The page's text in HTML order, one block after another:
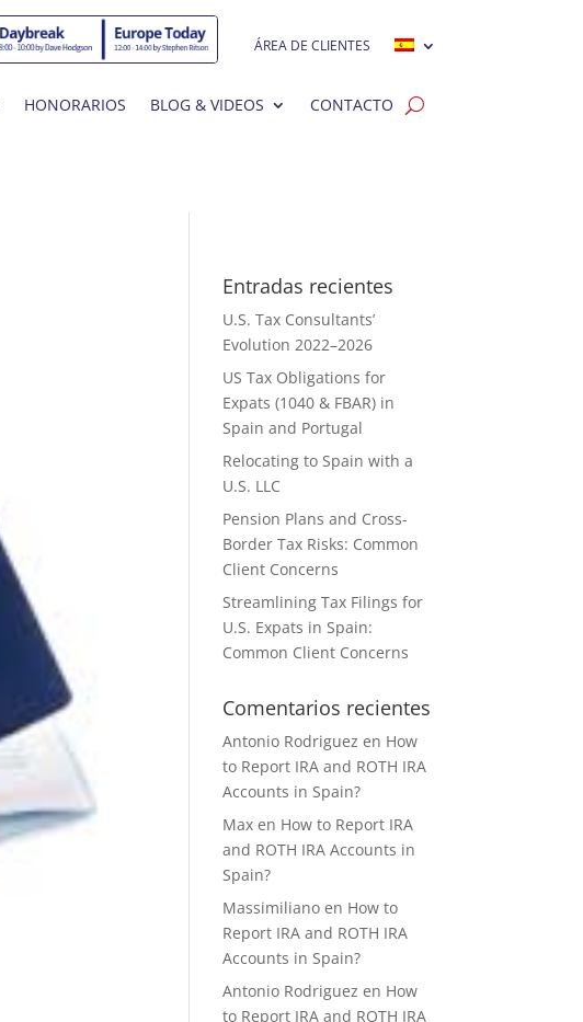
ÁREA DE CLIENTES
HONORARIOS BLOG & VIDEOS CONTACTO
Entradas recientes
U.S. Tax Consultants’
Evolution 2022–2026
US Tax Obligations for
Expats (1040 & FBAR) in
Spain and Portugal
Relocating to Spain with a
U.S. LLC
Pension Plans and Cross-
Border Tax Risks: Common
Client Concerns
Streamlining Tax Filings for
U.S. Expats in Spain:
Common Client Concerns
Comentarios recientes
Antonio Rodriguez en How
to Report IRA and ROTH IRA
Accounts in Spain?
Max en How to Report IRA
and ROTH IRA Accounts in
Spain?
Massimiliano en How to
Report IRA and ROTH IRA
Accounts in Spain?
Antonio Rodriguez en How
to Report IRA and ROTH IRA